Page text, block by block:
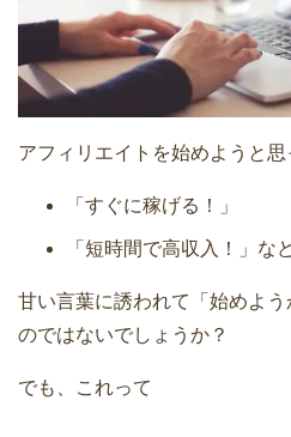
アフィリエイトを始めようと
「すぐに稼げる！」
「短時間で高収入！」な
甘い言葉に誘われて「始めよ
のではないでしょうか？
でも、これって